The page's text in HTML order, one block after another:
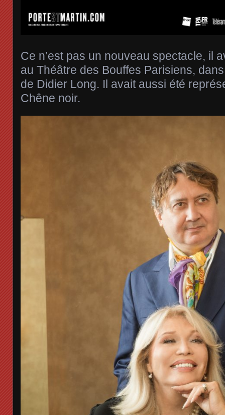
Ce n’est pas un nouveau spectacle, il
au Théâtre des Bouffes Parisiens,
de Didier Long. Il avait aussi été
Chêne noir.